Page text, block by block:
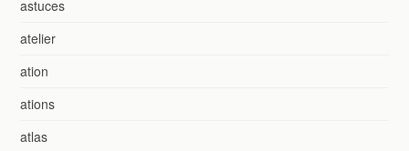
astuces
atelier
ation
ations
atlas